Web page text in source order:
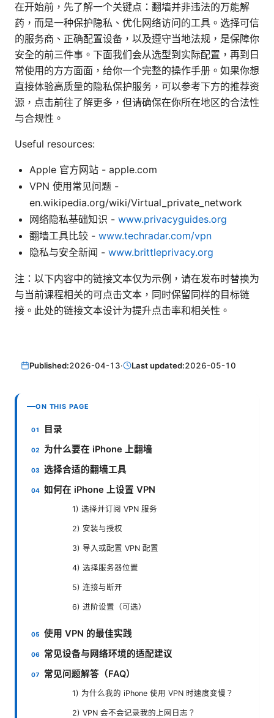
在开始前，先了解一个关键点：翻墙并非违法的万能解
药，而是一种保护隐私、优化网络访问的工具。选择可信
的服务商、正确配置设备，以及遵守当地法规，是保障你
安全的前三件事。下面我们会从选型到实际配置，再到日
常使用的方方面面，给你一个完整的操作手册。如果你想
直接体验高质量的隐私保护服务，可以参考下方的推荐资
源，点击前往了解更多，但请确保在你所在地区的合法性
与合规性。
Useful resources:
Apple 官方网站 - apple.com
VPN 使用常见问题 -
en.wikipedia.org/wiki/Virtual_private_network
网络隐私基础知识 - www.privacyguides.org
翻墙工具比较 - www.techradar.com/vpn
隐私与安全新闻 - www.brittleprivacy.org
注：以下内容中的链接文本仅为示例，请在发布时替换为
与当前课程相关的可点击文本，同时保留同样的目标链
接。此处的链接文本设计为提升点击率和相关性。
Published:2026-04-13· Last updated:2026-05-10
ON THIS PAGE
目录
为什么要在 iPhone 上翻墙
选择合适的翻墙工具
如何在 iPhone 上设置 VPN
1) 选择并订阅 VPN 服务
2) 安装与授权
3) 导入或配置 VPN 配置
4) 选择服务器位置
5) 连接与断开
6) 进阶设置（可选）
使用 VPN 的最佳实践
常见设备与网络环境的适配建议
常见问题解答（FAQ）
1) 为什么我的 iPhone 使用 VPN 时速度变慢？
2) VPN 会不会记录我的上网日志？